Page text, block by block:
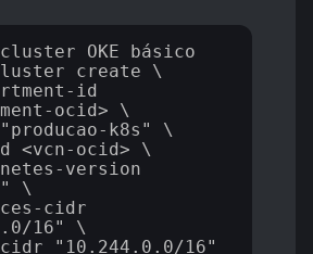
OKE básico
create \
id
ocid> \
k8s" \
<vcn-ocid> \
version
\
cidr
16" \
"10.244.0.0/16"